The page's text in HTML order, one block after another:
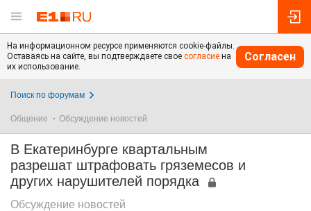
На информационном ресурсе применяются cookie-файлы.
Оставаясь на сайте, вы подтверждаете свое согласие на
их использование.
Согласен
Поиск по форумам
Общение Обсуждение новостей
В Екатеринбурге квартальным
разрешат штрафовать гряземесов и
других нарушителей порядка
Обсуждение новостей